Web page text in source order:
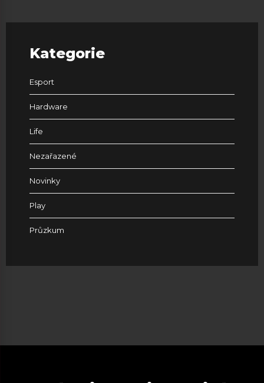
Kategorie
Esport
Hardware
Life
Nezařazené
Novinky
Play
Průzkum